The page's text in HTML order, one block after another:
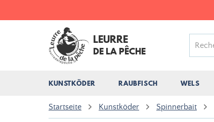
LEURRE
DE LA PÊCHE
KUNSTKÖDER RAUBFISCH WELS
Startseite Kunstköder Spinnerbait